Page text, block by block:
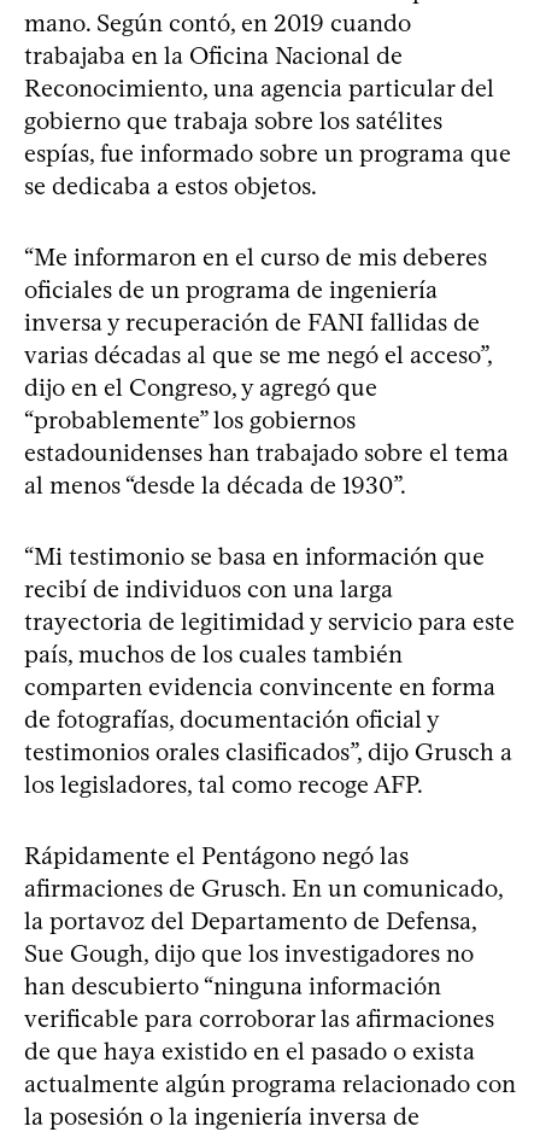
mano. Según contó, en 2019 cuando
trabajaba en la Oficina Nacional de
Reconocimiento, una agencia particular del
gobierno que trabaja sobre los satélites
espías, fue informado sobre un programa que
se dedicaba a estos objetos.
“Me informaron en el curso de mis deberes
oficiales de un programa de ingeniería
inversa y recuperación de FANI fallidas de
varias décadas al que se me negó el acceso”,
dijo en el Congreso, y agregó que
“probablemente” los gobiernos
estadounidenses han trabajado sobre el tema
al menos “desde la década de 1930”.
“Mi testimonio se basa en información que
recibí de individuos con una larga
trayectoria de legitimidad y servicio para este
país, muchos de los cuales también
comparten evidencia convincente en forma
de fotografías, documentación oficial y
testimonios orales clasificados”, dijo Grusch a
los legisladores, tal como recoge AFP.
Rápidamente el Pentágono negó las
afirmaciones de Grusch. En un comunicado,
la portavoz del Departamento de Defensa,
Sue Gough, dijo que los investigadores no
han descubierto “ninguna información
verificable para corroborar las afirmaciones
de que haya existido en el pasado o exista
actualmente algún programa relacionado con
la posesión o la ingeniería inversa de